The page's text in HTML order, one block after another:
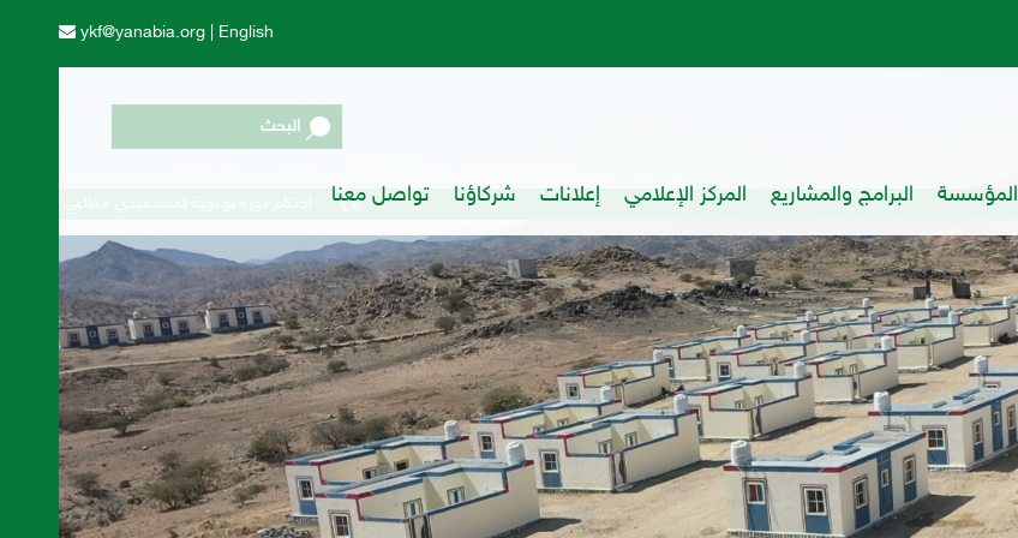
English
ykf@yanabia.org
البحث
البرامج والمشاريع المركز الإعلامي إعلانات شركاؤنا تواصل معنا
اختتام دورة توعوية لمستفيدي قطاعي النحل والثروة الحيوانية في